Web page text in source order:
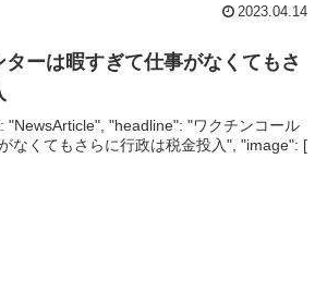
2023.04.14
ーは暇すぎて仕事がなくてもさ
"NewsArticle", "headline": "ワクチンコール
なくてもさらに行政は税金投入", "image": [